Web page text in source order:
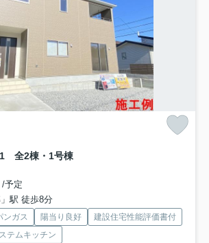
1 全2棟・1号棟
予定
駅 徒歩8分
ンガス 陽当り良好
建設住宅性能評価書付
テムキッチン